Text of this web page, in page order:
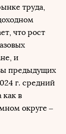
труда,
что рост
и
предыдущих
г. средний
как в
округе –